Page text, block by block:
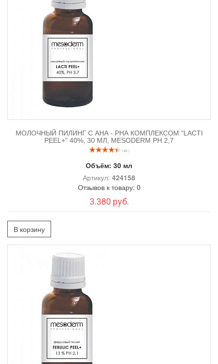
МОЛОЧНЫЙ ПИЛИНГ С АНА - РНА КОМПЛЕКСОМ "LACTI
PEEL+" 40%, 30 МЛ, MESODERM РН 2,7
( 42 )
Объём: 30 мл
Артикул: 424158
Отзывов к товару: 0
3.380 руб.
В корзину